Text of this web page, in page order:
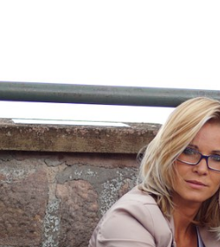
schrijft
over
…